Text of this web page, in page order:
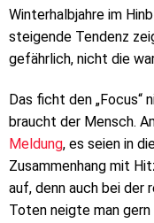
Winterhalbjahre im
steigende Tendenz
gefährlich, nicht die
Das ficht den „Focus“
braucht der Mensch.
Meldung, es seien in
Zusammenhang mit
auf, denn auch bei der
Toten neigte man gern